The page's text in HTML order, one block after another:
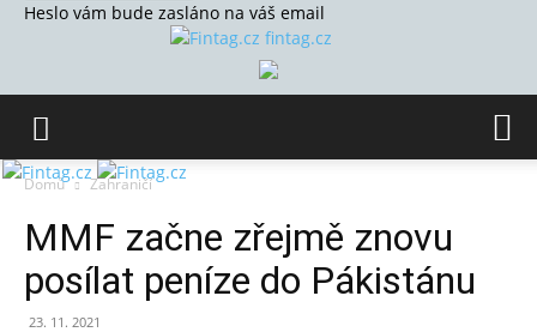
Heslo vám bude zasláno na váš email
fintag.cz
Domů Zahraničí
MMF začne zřejmě znovu
posílat peníze do Pákistánu
23. 11. 2021